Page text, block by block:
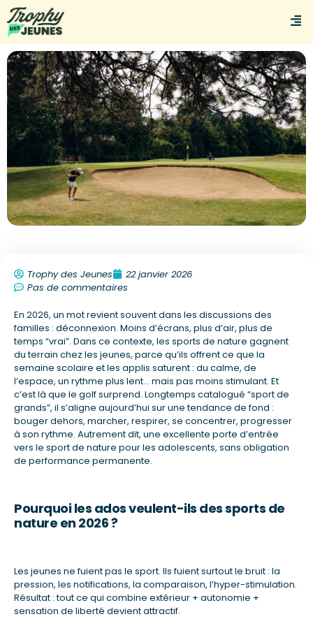
Trophy des Jeunes
22 janvier 2026
Pas de commentaires
En 2026, un mot revient souvent dans les discussions des
familles : déconnexion. Moins d’écrans, plus d’air, plus de
temps “vrai”. Dans ce contexte, les sports de nature gagnent
du terrain chez les jeunes, parce qu’ils offrent ce que la
semaine scolaire et les applis saturent : du calme, de
l’espace, un rythme plus lent… mais pas moins stimulant. Et
c’est là que le golf surprend. Longtemps catalogué “sport de
grands”, il s’aligne aujourd’hui sur une tendance de fond :
bouger dehors, marcher, respirer, se concentrer, progresser
à son rythme. Autrement dit, une excellente porte d’entrée
vers le sport de nature pour les adolescents, sans obligation
de performance permanente.
Pourquoi les ados veulent-ils des sports de
nature en 2026 ?
Les jeunes ne fuient pas le sport. Ils fuient surtout le bruit : la
pression, les notifications, la comparaison, l’hyper-stimulation.
Résultat : tout ce qui combine extérieur + autonomie +
sensation de liberté devient attractif.